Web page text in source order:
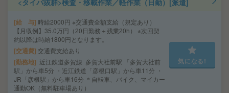
<タイパ抜群>検査・移載作業／軽作業（日勤）[派遣]
給 与 時給2000円 ※交通費全額支給（規定あり）
【月収例】35.0万円（20日勤務＋残業20h） ※次回契
約以降は時給1800円となります。
交通費 交通費支給あり
勤務地
近江鉄道多賀線 多賀大社前駅 「多賀大社前
駅」から車5分 ・近江鉄道「彦根口駅」から車11分 ・
JR「彦根駅」から車16分 ＊自転車、バイク、マイカー
通勤OK（無料駐車場あり）
気になる!